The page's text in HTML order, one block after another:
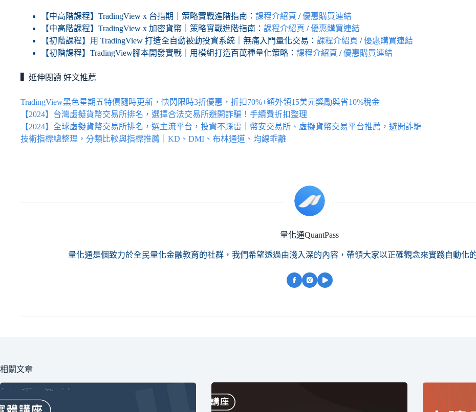
【中高階課程】TradingView x 台指期｜策略實戰進階指南： 課程介紹頁 /優惠購買連結
【中高階課程】TradingView x 加密貨幣｜策略實戰進階指南： 課程介紹頁 /優惠購買連結
【初階課程】用 TradingView 打造全自動被動投資系統｜無痛入門量化交易： 課程介紹頁 /優惠購買連結
【初階課程】TradingView腳本開發實戰｜用模組打造百萬種量化策略： 課程介紹頁 /優惠購買連結
延伸閱讀 好文推薦
TradingView黑色星期五特價隨時更新，快閃限時3折優惠，折扣70%+額外領15美元獎勵與省10%稅金
【2024】台灣虛擬貨幣交易所排名，選擇合法交易所避開詐騙！手續費折扣整理
【2024】全球虛擬貨幣交易所排名，選主流平台，投資不踩雷｜幣安交易所、虛擬貨幣交易平台推薦，避開詐騙
技術指標總整理，分類比較與指標推薦｜KD、DMI、布林通道、均線乖離
量化通QuantPass
量化通是個致力於全民量化金融教育的社群，我們希望透過由淺入深的內容，帶領大家以正確觀念來實踐自動化
相關文章